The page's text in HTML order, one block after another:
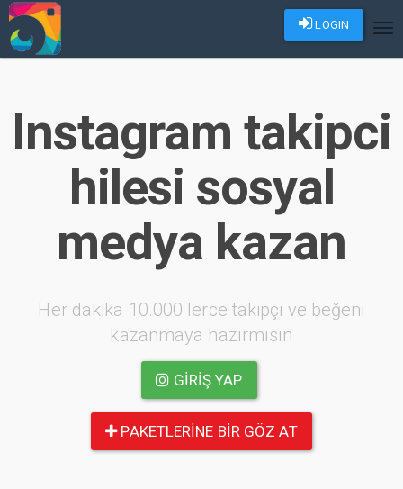
LOGIN
Instagram takipci
hilesi sosyal
medya kazan
Her dakika 10.000 lerce takipçi ve beğeni
kazanmaya hazırmısın
GIRIŞ YAP
PAKETLERINE BIR GÖZ AT